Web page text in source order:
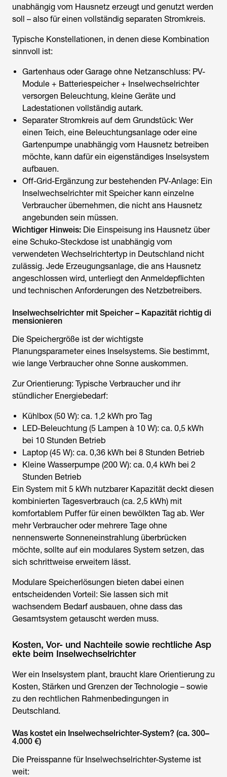
unabhängig vom Hausnetz erzeugt und genutzt werden
soll – also für einen vollständig separaten Stromkreis.
Typische Konstellationen, in denen diese Kombination
sinnvoll ist:
Gartenhaus oder Garage ohne Netzanschluss: PV-
Module + Batteriespeicher + Inselwechselrichter
versorgen Beleuchtung, kleine Geräte und
Ladestationen vollständig autark.
Separater Stromkreis auf dem Grundstück: Wer
einen Teich, eine Beleuchtungsanlage oder eine
Gartenpumpe unabhängig vom Hausnetz betreiben
möchte, kann dafür ein eigenständiges Inselsystem
aufbauen.
Off-Grid-Ergänzung zur bestehenden PV-Anlage: Ein
Inselwechselrichter mit Speicher kann einzelne
Verbraucher übernehmen, die nicht ans Hausnetz
angebunden sein müssen.
Wichtiger Hinweis: Die Einspeisung ins Hausnetz über
eine Schuko-Steckdose ist unabhängig vom
verwendeten Wechselrichtertyp in Deutschland nicht
zulässig. Jede Erzeugungsanlage, die ans Hausnetz
angeschlossen wird, unterliegt den Anmeldepflichten
und technischen Anforderungen des Netzbetreibers.
Inselwechselrichter mit Speicher – Kapazität richtig di
mensionieren
Die Speichergröße ist der wichtigste
Planungsparameter eines Inselsystems. Sie bestimmt,
wie lange Verbraucher ohne Sonne auskommen.
Zur Orientierung: Typische Verbraucher und ihr
stündlicher Energiebedarf:
Kühlbox (50 W): ca. 1,2 kWh pro Tag
LED-Beleuchtung (5 Lampen à 10 W): ca. 0,5 kWh
bei 10 Stunden Betrieb
Laptop (45 W): ca. 0,36 kWh bei 8 Stunden Betrieb
Kleine Wasserpumpe (200 W): ca. 0,4 kWh bei 2
Stunden Betrieb
Ein System mit 5 kWh nutzbarer Kapazität deckt diesen
kombinierten Tagesverbrauch (ca. 2,5 kWh) mit
komfortablem Puffer für einen bewölkten Tag ab. Wer
mehr Verbraucher oder mehrere Tage ohne
nennenswerte Sonneneinstrahlung überbrücken
möchte, sollte auf ein modulares System setzen, das
sich schrittweise erweitern lässt.
Modulare Speicherlösungen bieten dabei einen
entscheidenden Vorteil: Sie lassen sich mit
wachsendem Bedarf ausbauen, ohne dass das
Gesamtsystem getauscht werden muss.
Kosten, Vor- und Nachteile sowie rechtliche Asp
ekte beim Inselwechselrichter
Wer ein Inselsystem plant, braucht klare Orientierung zu
Kosten, Stärken und Grenzen der Technologie – sowie
zu den rechtlichen Rahmenbedingungen in
Deutschland.
Was kostet ein Inselwechselrichter-System? (ca. 300–
4.000 €)
Die Preisspanne für Inselwechselrichter-Systeme ist
weit: